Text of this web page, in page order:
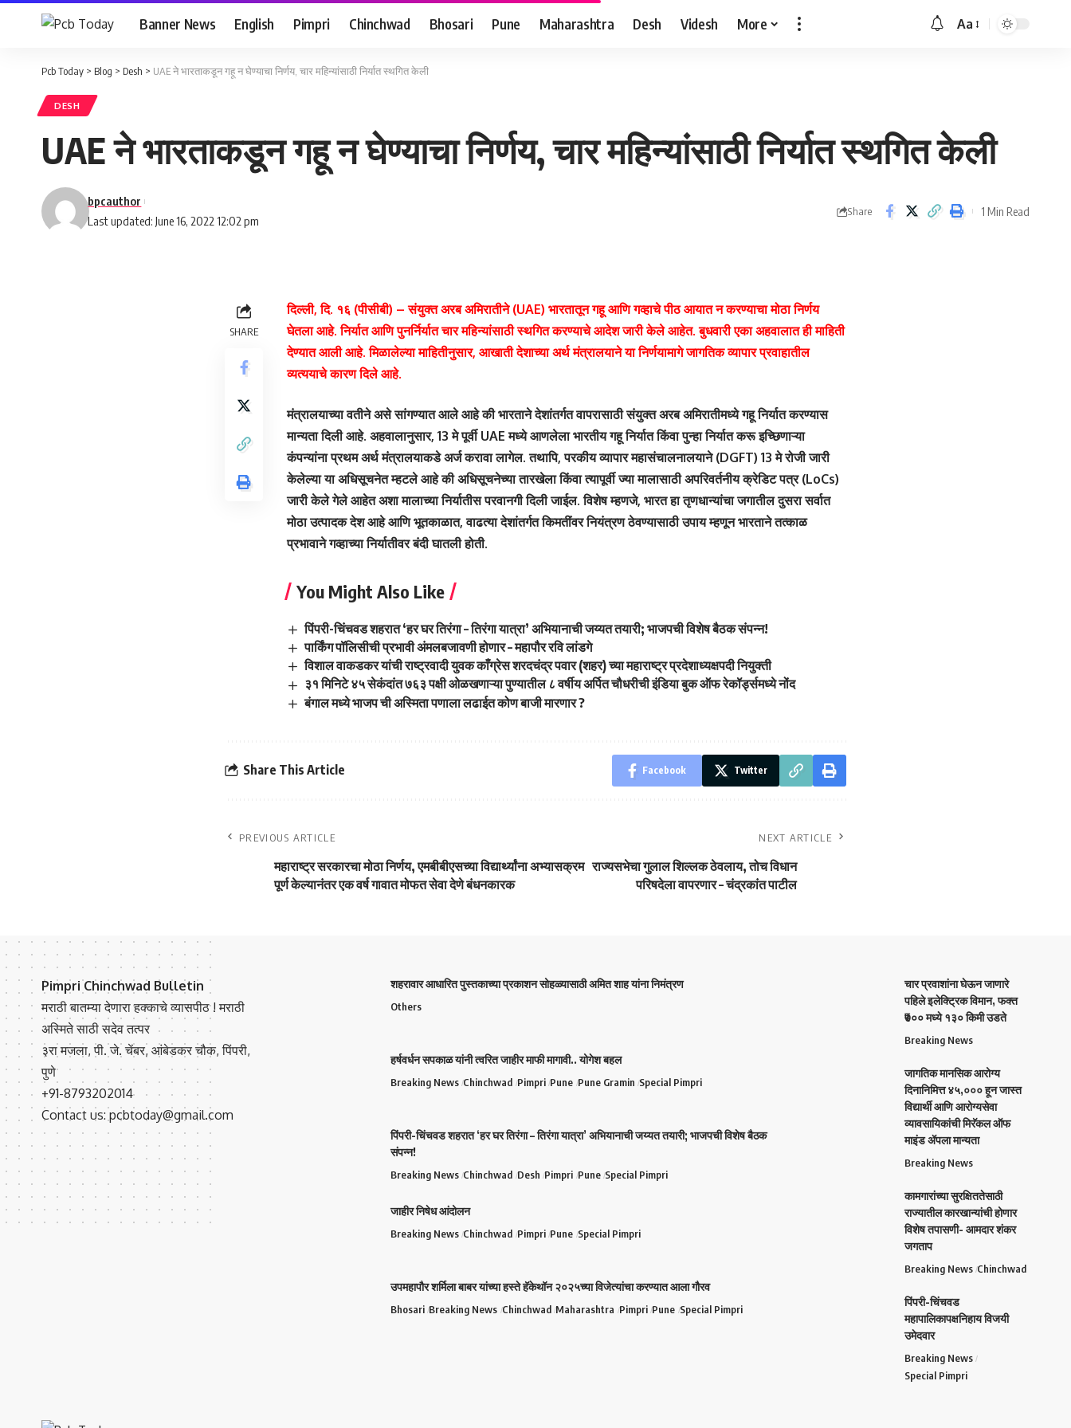
Banner News English Pimpri Chinchwad Bhosari Pune Maharashtra Desh Videsh More
Font
Aa
Pcb Today > Blog > Desh > UAE ने भारताकडून गहू न घेण्याचा निर्णय, चार महिन्यांसाठी निर्यात स्थगित केली
DESH
UAE ने भारताकडून गहू न घेण्याचा निर्णय, चार महिन्यांसाठी निर्यात स्थगित केली
Last updated: June 16, 2022 12:02 pm
bpcauthor
Share 1 Min Read
SHARE
दिल्ली, दि. १६ (पीसीबी) – संयुक्त अरब अमिरातीने (UAE) भारतातून गहू आणि गव्हाचे पीठ आयात न करण्याचा मोठा निर्णय
घेतला आहे. निर्यात आणि पुनर्निर्यात चार महिन्यांसाठी स्थगित करण्याचे आदेश जारी केले आहेत. बुधवारी एका अहवालात ही माहिती
देण्यात आली आहे. मिळालेल्या माहितीनुसार, आखाती देशाच्या अर्थ मंत्रालयाने या निर्णयामागे जागतिक व्यापार प्रवाहातील
व्यत्ययाचे कारण दिले आहे.
मंत्रालयाच्या वतीने असे सांगण्यात आले आहे की भारताने देशांतर्गत वापरासाठी संयुक्त अरब अमिरातीमध्ये गहू निर्यात करण्यास
मान्यता दिली आहे. अहवालानुसार, 13 मे पूर्वी UAE मध्ये आणलेला भारतीय गहू निर्यात किंवा पुन्हा निर्यात करू इच्छिणाऱ्या
कंपन्यांना प्रथम अर्थ मंत्रालयाकडे अर्ज करावा लागेल. तथापि, परकीय व्यापार महासंचालनालयाने (DGFT) 13 मे रोजी जारी
केलेल्या या अधिसूचनेत म्हटले आहे की अधिसूचनेच्या तारखेला किंवा त्यापूर्वी ज्या मालासाठी अपरिवर्तनीय क्रेडिट पत्र (LoCs)
जारी केले गेले आहेत अशा मालाच्या निर्यातीस परवानगी दिली जाईल. विशेष म्हणजे, भारत हा तृणधान्यांचा जगातील दुसरा सर्वात
मोठा उत्पादक देश आहे आणि भूतकाळात, वाढत्या देशांतर्गत किमतींवर नियंत्रण ठेवण्यासाठी उपाय म्हणून भारताने तत्काळ
प्रभावाने गव्हाच्या निर्यातीवर बंदी घातली होती.
You Might Also Like
पिंपरी-चिंचवड शहरात ‘हर घर तिरंगा – तिरंगा यात्रा’ अभियानाची जय्यत तयारी; भाजपची विशेष बैठक संपन्न!
पार्किंग पॉलिसीची प्रभावी अंमलबजावणी होणार – महापौर रवि लांडगे
विशाल वाकडकर यांची राष्ट्रवादी युवक काँग्रेस शरदचंद्र पवार (शहर) च्या महाराष्ट्र प्रदेशाध्यक्षपदी नियुक्ती
३१ मिनिटे ४५ सेकंदांत ७६३ पक्षी ओळखणाऱ्या पुण्यातील ८ वर्षीय अर्पित चौधरीची इंडिया बुक ऑफ रेकॉर्ड्समध्ये नोंद
बंगाल मध्ये भाजप ची अस्मिता पणाला लढाईत कोण बाजी मारणार ?
Share This Article Facebook Twitter
PREVIOUS ARTICLE
महाराष्ट्र सरकारचा मोठा निर्णय, एमबीबीएसच्या विद्यार्थ्यांना अभ्यासक्रम
पूर्ण केल्यानंतर एक वर्ष गावात मोफत सेवा देणे बंधनकारक
NEXT ARTICLE
राज्यसभेचा गुलाल शिल्लक ठेवलाय, तोच विधान
परिषदेला वापरणार – चंद्रकांत पाटील
Pimpri Chinchwad Bulletin
मराठी बातम्या देणारा हक्काचे व्यासपीठ ! मराठी
अस्मिते साठी सदेव तत्पर
३रा मजला, पी. जे. चेंबर, आंबेडकर चौक, पिंपरी,
पुणे
+91-8793202014
Contact us: pcbtoday@gmail.com
शहरावार आधारित पुस्तकाच्या प्रकाशन सोहळ्यासाठी अमित शाह यांना निमंत्रण
Others
हर्षवर्धन सपकाळ यांनी त्वरित जाहीर माफी मागावी.. योगेश बहल
Breaking News Chinchwad Pimpri Pune Pune Gramin Special Pimpri
पिंपरी-चिंचवड शहरात ‘हर घर तिरंगा – तिरंगा यात्रा’ अभियानाची जय्यत तयारी; भाजपची विशेष बैठक
संपन्न!
Breaking News Chinchwad Desh Pimpri Pune Special Pimpri
जाहीर निषेध आंदोलन
Breaking News Chinchwad Pimpri Pune Special Pimpri
उपमहापौर शर्मिला बाबर यांच्या हस्ते हॅकेथॉन २०२५च्या विजेत्यांचा करण्यात आला गौरव
Bhosari Breaking News Chinchwad Maharashtra Pimpri Pune Special Pimpri
चार प्रवाशांना घेऊन जाणारे
पहिले इलेक्ट्रिक विमान, फक्त
₹७०० मध्ये १३० किमी उडते
Breaking News
जागतिक मानसिक आरोग्य
दिनानिमित्त ४५,००० हून जास्त
विद्यार्थी आणि आरोग्यसेवा
व्यावसायिकांची मिरॅकल ऑफ
माइंड ॲपला मान्यता
Breaking News
कामगारांच्या सुरक्षिततेसाठी
राज्यातील कारखान्यांची होणार
विशेष तपासणी- आमदार शंकर
जगताप
Breaking News Chinchwad
पिंपरी-चिंचवड
महापालिकापक्षनिहाय विजयी
उमेदवार
Breaking News
Special Pimpri